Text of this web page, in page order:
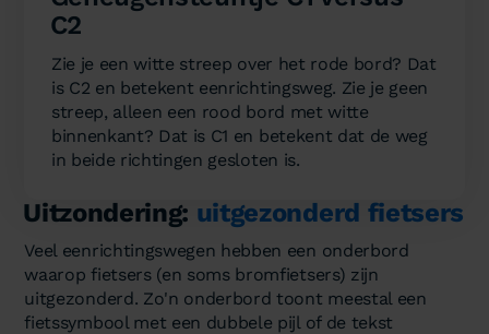
C2
Zie je een witte streep over het rode bord? Dat
is C2 en betekent eenrichtingsweg. Zie je geen
streep, alleen een rood bord met witte
binnenkant? Dat is C1 en betekent dat de weg
in beide richtingen gesloten is.
Uitzondering: uitgezonderd fietsers
Veel eenrichtingswegen hebben een onderbord
waarop fietsers (en soms bromfietsers) zijn
uitgezonderd. Zo'n onderbord toont meestal een
fietssymbool met een dubbele pijl of de tekst